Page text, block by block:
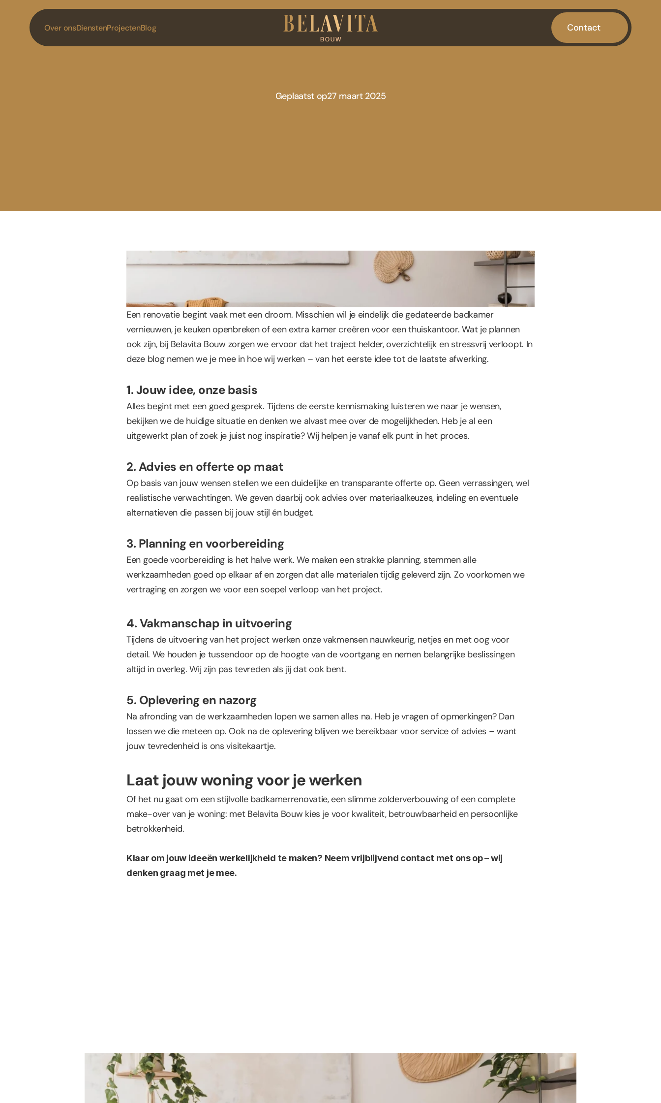
Over onsDienstenProjectenBlog Contact
Geplaatst op27 maart 2025
Een renovatie begint vaak met een droom. Misschien wil je eindelijk die gedateerde badkamer
vernieuwen, je keuken openbreken of een extra kamer creëren voor een thuiskantoor. Wat je plannen
ook zijn, bij Belavita Bouw zorgen we ervoor dat het traject helder, overzichtelijk en stressvrij verloopt. In
deze blog nemen we je mee in hoe wij werken – van het eerste idee tot de laatste afwerking.
1. Jouw idee, onze basis
Alles begint met een goed gesprek. Tijdens de eerste kennismaking luisteren we naar je wensen,
bekijken we de huidige situatie en denken we alvast mee over de mogelijkheden. Heb je al een
uitgewerkt plan of zoek je juist nog inspiratie? Wij helpen je vanaf elk punt in het proces.
2. Advies en offerte op maat
Op basis van jouw wensen stellen we een duidelijke en transparante offerte op. Geen verrassingen, wel
realistische verwachtingen. We geven daarbij ook advies over materiaalkeuzes, indeling en eventuele
alternatieven die passen bij jouw stijl én budget.
3. Planning en voorbereiding
Een goede voorbereiding is het halve werk. We maken een strakke planning, stemmen alle
werkzaamheden goed op elkaar af en zorgen dat alle materialen tijdig geleverd zijn. Zo voorkomen we
vertraging en zorgen we voor een soepel verloop van het project.
4. Vakmanschap in uitvoering
Tijdens de uitvoering van het project werken onze vakmensen nauwkeurig, netjes en met oog voor
detail. We houden je tussendoor op de hoogte van de voortgang en nemen belangrijke beslissingen
altijd in overleg. Wij zijn pas tevreden als jij dat ook bent.
5. Oplevering en nazorg
Na afronding van de werkzaamheden lopen we samen alles na. Heb je vragen of opmerkingen? Dan
lossen we die meteen op. Ook na de oplevering blijven we bereikbaar voor service of advies – want
jouw tevredenheid is ons visitekaartje.
Laat jouw woning voor je werken
Of het nu gaat om een stijlvolle badkamerrenovatie, een slimme zolderverbouwing of een complete
make-over van je woning: met Belavita Bouw kies je voor kwaliteit, betrouwbaarheid en persoonlijke
betrokkenheid.
Klaar om jouw ideeën werkelijkheid te maken? Neem vrijblijvend contact met ons op – wij
denken graag met je mee.